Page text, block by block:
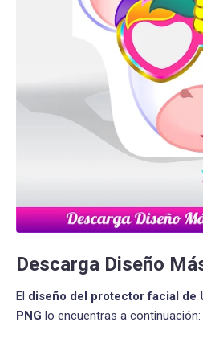
Descarga Diseño
El diseño del protector facial de
PNG lo encuentras a continuación: